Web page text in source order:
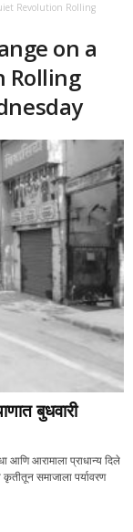
Revolution Rolling
on a
Rolling
बुधवारी
आणि आरामाला प्राधान्य दिले
समाजाला पर्यावरण